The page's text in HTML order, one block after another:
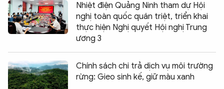
Nhiệt điện Quảng Ninh tham dự Hội
nghị toàn quốc quán triệt, triển khai
thực hiện Nghị quyết Hội nghị Trung
ương 3
Chính sách chi trả dịch vụ môi trường
rừng: Gieo sinh kế, giữ màu xanh